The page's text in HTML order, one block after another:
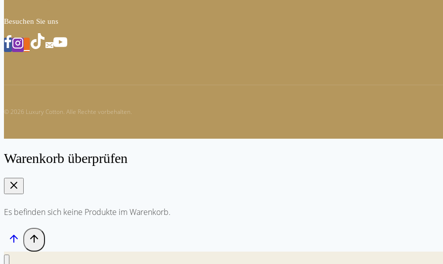
Besuchen Sie uns
© 2026 Luxury Cotton. Alle Rechte vorbehalten.
Warenkorb überprüfen
Es befinden sich keine Produkte im Warenkorb.